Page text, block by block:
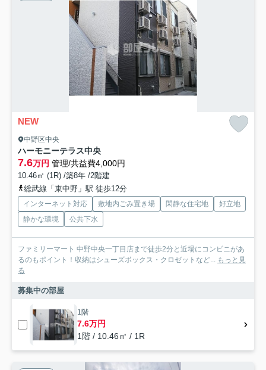
NEW
中野区中央
ハーモニーテラス中央
7.6万円 管理/共益費4,000円
10.46㎡ (1R) /築8年 /2階建
総武線「東中野」駅 徒歩12分
インターネット対応 敷地内ごみ置き場 閑静な住宅地
好立地
静かな環境
公共下水
ファミリーマート 中野中央一丁目店まで徒歩2分と近場にコンビニがあ
るのもポイント！収納はシューズボックス・クロゼットなど... もっと見
る
募集中の部屋
1階
7.6万円
1階 / 10.46㎡ / 1R